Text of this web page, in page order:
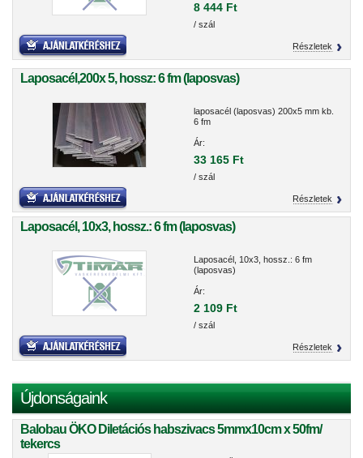
8 444 Ft
/ szál
Részletek
Laposacél,200x 5, hossz: 6 fm (laposvas)
laposacél (laposvas) 200x5 mm kb.
6 fm
Ár:
33 165 Ft
/ szál
Részletek
Laposacél, 10x3, hossz.: 6 fm (laposvas)
Laposacél, 10x3, hossz.: 6 fm
(laposvas)
Ár:
2 109 Ft
/ szál
Részletek
Újdonságaink
Balobau ÖKO Diletációs habszivacs 5mmx10cm x 50fm/
tekercs